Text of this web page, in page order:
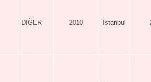
DİĞER 2010 İstanbul